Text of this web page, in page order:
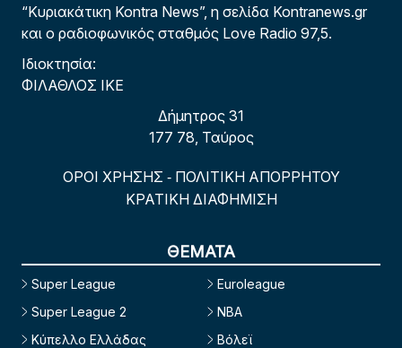
“Κυριακάτικη Kontra News”, η σελίδα Kontranews.gr
και ο ραδιοφωνικός σταθμός Love Radio 97,5.
Ιδιοκτησία:
ΦΙΛΑΘΛΟΣ ΙΚΕ
Δήμητρος 31
177 78, Ταύρος
ΟΡΟΙ ΧΡΗΣΗΣ - ΠΟΛΙΤΙΚΗ ΑΠΟΡΡΗΤΟΥ
ΚΡΑΤΙΚΗ ΔΙΑΦΗΜΙΣΗ
ΘΕΜΑΤΑ
Super League
Super League 2
Κύπελλο Ελλάδας
Euroleague
NBA
Βόλεϊ